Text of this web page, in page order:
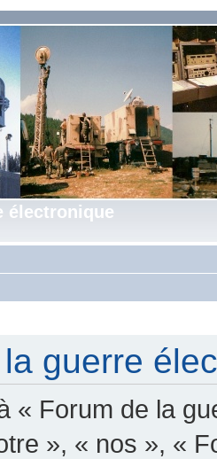
électronique
guerre
« Forum de la
», « nos », «